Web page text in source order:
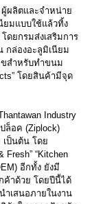
ผู้ผลิตและจำหน่าย
มแบบใช้แล้วทิ้ง
ดยกรมส่งเสริมการ
กล่องอะลูมิเนียม
ขสำหรับทำขนม
โดยสินค้ามีจุด
Industry
ล็อค (Ziplock)
ป็นต้น โดย
“Kitchen
อีกทั้ง ยังมี
ค้าด้วย โดยปีนี้ได้
เสนอภายในงาน